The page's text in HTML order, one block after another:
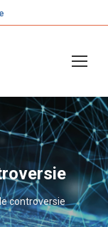
controversie